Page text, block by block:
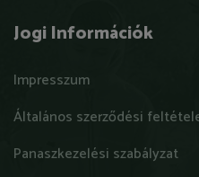
Jogi Információk
Impresszum
Általános szerződési
Panaszkezelési szabályzat